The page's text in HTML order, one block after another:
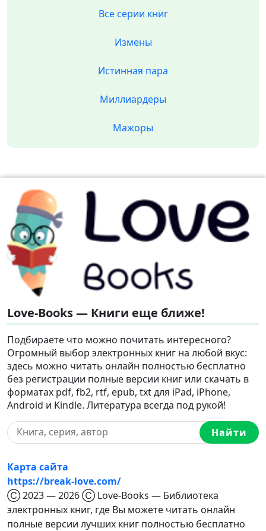
Все серии книг
Измены
Истинная пара
Миллиардеры
Мажоры
Love-Books — Книги еще ближе!
Подбираете что можно почитать интересного?
Огромный выбор электронных книг на любой вкус:
здесь можно читать онлайн полностью бесплатно
без регистрации полные версии книг или скачать в
форматах pdf, fb2, rtf, epub, txt для iPad, iPhone,
Android и Kindle. Литература всегда под рукой!
Найти
Карта сайта
https://break-love.com/
Ⓒ 2023 — 2026 Ⓒ Love-Books — Библиотека
электронных книг, где Вы можете читать онлайн
полные версии лучших книг полностью бесплатно